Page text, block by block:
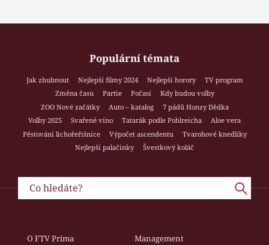
Populární témata
Jak zhubnout Nejlepší filmy 2024 Nejlepší horory
TV program
Změna času
Partie Počasí
Kdy budou volby
ZOO Nové začátky
Auto – katalog
7 pádů Honzy Dědka
Volby 2025
Svařené víno Tatarák podle Pohlreicha
Aloe vera
Pěstování lichořeřišnice
Výpočet ascendentu
Tvarohové knedlíky
Nejlepší palačinky
Švestkový koláč
O FTV Prima
Management